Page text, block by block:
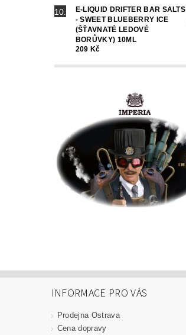
E-LIQUID DRIFTER BAR SALTS
- SWEET BLUEBERRY ICE
(ŠŤAVNATÉ LEDOVÉ
BORŮVKY) 10ML
209 Kč
INFORMACE PRO VÁS
Prodejna Ostrava
Cena dopravy